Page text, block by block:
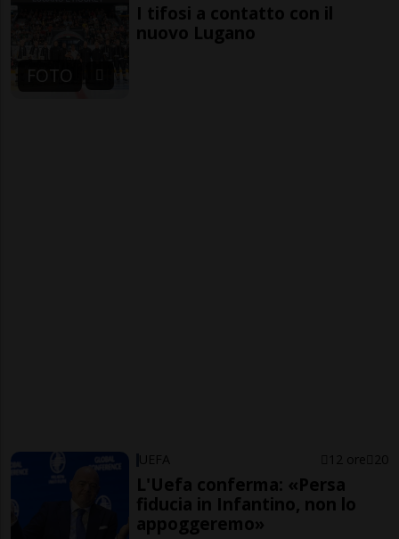
FOTO
I tifosi a contatto con il
nuovo Lugano
UEFA 12 ore 20
L'Uefa conferma: «Persa
fiducia in Infantino, non lo
appoggeremo»